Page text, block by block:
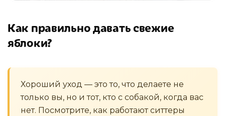
Как правильно давать свежие
яблоки?
Хороший уход — это то, что делаете не
только вы, но и тот, кто с собакой, когда вас
нет. Посмотрите, как работают ситтеры